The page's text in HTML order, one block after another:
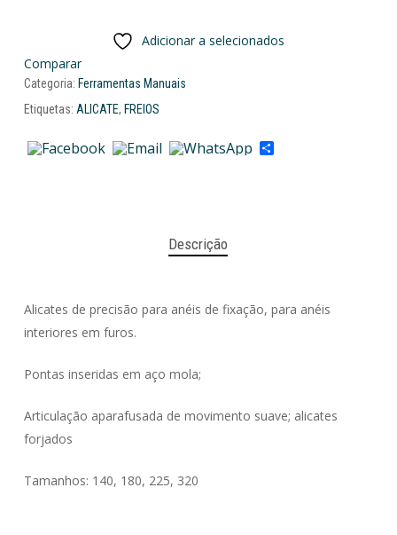
Adicionar a selecionados
Comparar
Categoria: Ferramentas Manuais
Etiquetas: ALICATE, FREIOS
Share
Descrição
Alicates de precisão para anéis de fixação, para anéis
interiores em furos.
Pontas inseridas em aço mola;
Articulação aparafusada de movimento suave; alicates
forjados
Tamanhos: 140, 180, 225, 320